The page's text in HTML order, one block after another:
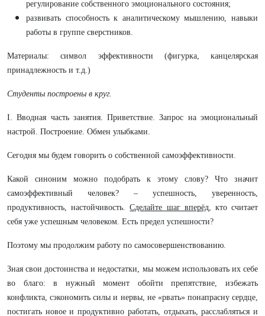
регулирование собственного эмоционального состояния;
развивать способность к аналитическому мышлению, навыки
работы в группе сверстников.
Материалы: символ эффективности (фигурка, канцелярская
принадлежность и т.д.)
Студенты построены в круг.
I. Вводная часть занятия. Приветствие. Запрос на эмоциональный
настрой. Построение. Обмен улыбками.
Сегодня мы будем говорить о собственной самоэффективности.
Какой синоним можно подобрать к этому слову? Что значит
самоэффективный человек? – успешность, уверенность,
продуктивность, настойчивость.Сделайте шаг вперёд, кто считает
себя уже успешным человеком. Есть предел успешности?
Поэтому мы продолжим работу по самосовершенствованию.
Зная свои достоинства и недостатки, мы можем использовать их себе
во благо: в нужный момент обойти препятствие, избежать
конфликта, сэкономить силы и нервы, не «рвать» понапрасну сердце,
постигать новое и продуктивно работать, отдыхать, расслабляться и